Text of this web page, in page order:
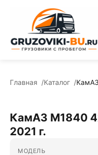
Главная Каталог
КамАЗ М1840
2021 г.
МОДЕЛЬ